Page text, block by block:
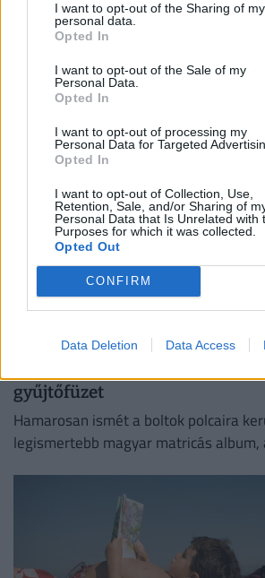
I want to opt-out of the Sharing of my
personal data.
Opted In
I want to opt-out of the Sale of my
Personal Data.
Opted In
I want to opt-out of processing my
Personal Data for Targeted
Opted In
I want to opt-out of Collection, Use,
Retention, Sale, and/or Sharing of
Personal Data that Is Unrelated with
Purposes for which it was collected.
Opted Out
CONFIRM
Data Deletion Data Access
árát is elkérik: ennyiért veszik a
legnépszerűbb fajtákat 2026-
Tacskóra keresnek rá a legtöbben, a
pedig 730 ezer forintért talált új
Visszatér a legendás Lutra
gyűjtőfüzet
Hamarosan ismét a boltok polcaira
legismertebb magyar matricás album,